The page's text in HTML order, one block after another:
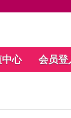
心 会员登